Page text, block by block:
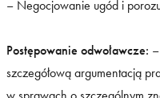
– Negocjowanie ugód i
Postępowanie odwoławcze:
szczegółową argumentacją